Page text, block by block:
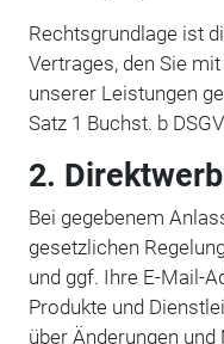
Rechtsgrundlage ist
Vertrages, den Sie
unserer Leistungen
Satz 1 Buchst. b
2.
Bei gegebenem
gesetzlichen
und ggf. Ihre E-Mail-
Produkte und
über Änderungen